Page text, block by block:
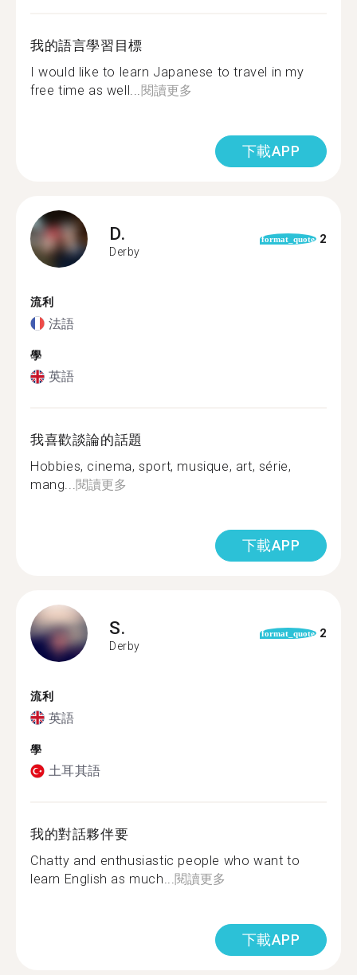
我的語言學習目標
I would like to learn Japanese to travel in my
free time as well...閱讀更多
下載APP
D.
Derby
format_quote 2
流利
法語
學
英語
我喜歡談論的話題
Hobbies, cinema, sport, musique, art, série,
mang...閱讀更多
下載APP
S.
Derby
format_quote 2
流利
英語
學
土耳其語
我的對話夥伴要
Chatty and enthusiastic people who want to
learn English as much...閱讀更多
下載APP